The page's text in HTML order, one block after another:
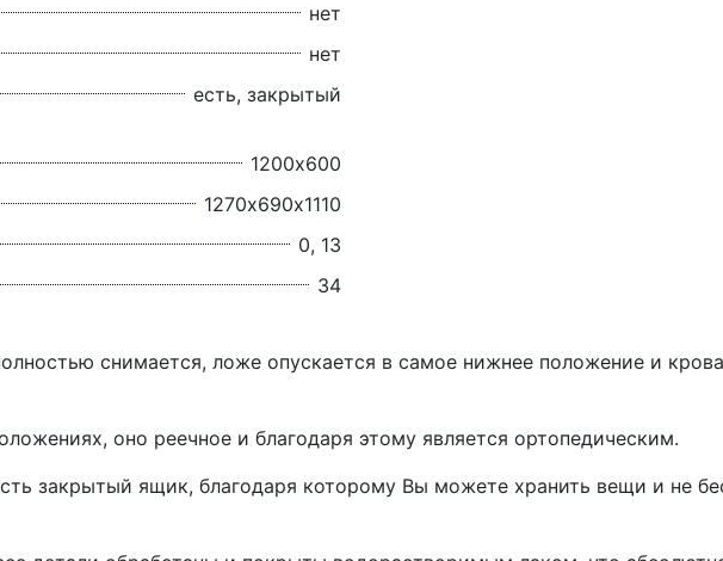
нет
нет
есть, закрытый
1200х600
1270х690х1110
0, 13
34
снимается, ложе опускается в самое нижнее положение и
оно реечное и благодаря этому является ортопедическим.
закрытый ящик, благодаря которому Вы можете хранить вещи и не